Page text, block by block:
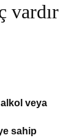
vardır
veya
sahip